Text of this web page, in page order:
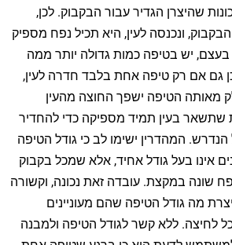
שהיצרן הגדיר עבור הבקבוק. לכן,
ונכנסה לעין, היא תכיל נפח מספיק
בעצם, יש בטיפה כמות גדולה יותר ממה
גם אם רק טיפה אחת בלבד חדרה לעין,
מאותה הטיפה ישפך החוצה מהעין
שתשאר בעין תמיד מספיקה כדי להחדיר
המהדרין ישימו לב כי גודל הטיפה
אינו בעל גודל אחיד, אלא שמכל בקבוק
שונה במקצת. עובדה זאת נכונה, וקשורה
מה גודל הטיפה שהם מעוניינים
לחיצה. ללא קשר לגודל הטיפה ולמבנה